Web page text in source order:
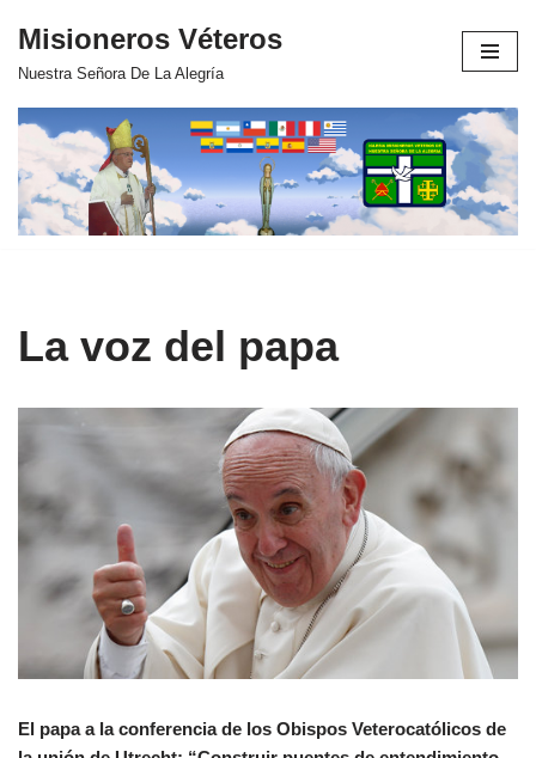
Saltar
contenido
Misioneros Véteros
Nuestra Señora De La Alegría
La voz del papa
El papa a la conferencia de los Obispos Veterocatólicos de